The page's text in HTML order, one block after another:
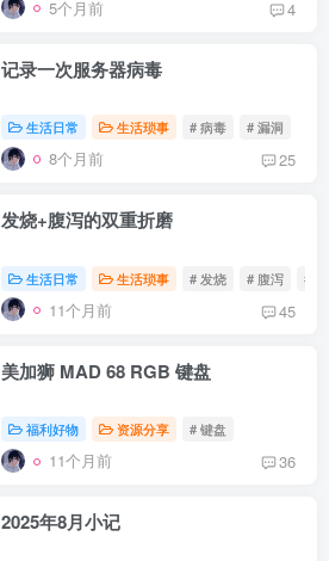
5个月前 4
记录一次服务器病毒
生活日常 生活琐事 # 病毒 # 漏洞
8个月前 25
发烧+腹泻的双重折磨
生活日常 生活琐事 # 发烧 # 腹泻 #
11个月前 45
美加狮 MAD 68 RGB 键盘
福利好物 资源分享 # 键盘
11个月前 36
2025年8月小记